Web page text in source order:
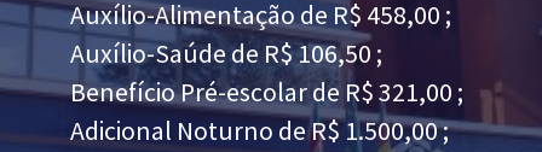
Auxílio-Alimentação de R$ 458,00 ;
Auxílio-Saúde de R$ 106,50 ;
Benefício Pré-escolar de R$ 321,00 ;
Adicional Noturno de R$ 1.500,00 ;